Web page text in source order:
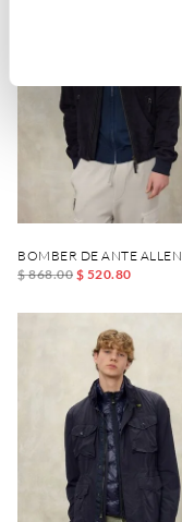
BOMBER DE ANTE ALLEN
$ 868.00 $ 520.80